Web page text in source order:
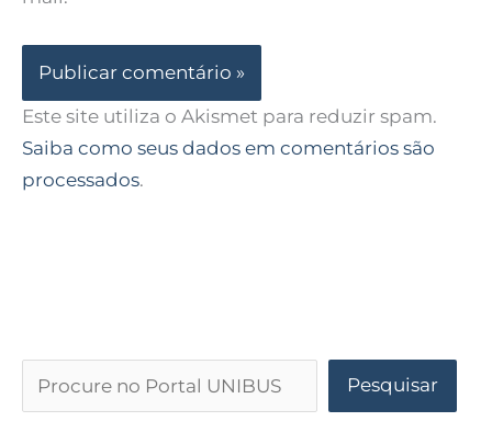
Este site utiliza o Akismet para reduzir spam.
Saiba como seus dados em comentários são
processados.
Pesquisar